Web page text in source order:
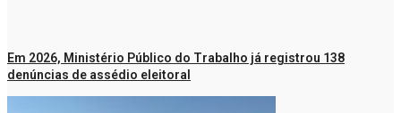
Em 2026, Ministério Público do Trabalho já registrou 138
denúncias de assédio eleitoral